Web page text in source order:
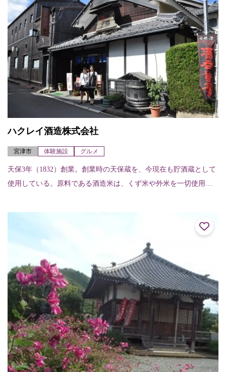
ハクレイ酒造株式会社
宮津市 体験施設 グルメ
天保3年（1832）創業。創業時の天保蔵を、今現在も貯酒蔵として
使用している。原料である酒造米は、くず米や外米を一切使用せ
蔵スイーツも販...